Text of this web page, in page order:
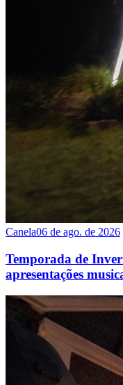
Canela06 de ago. de 2026
Temporada de
apresentações